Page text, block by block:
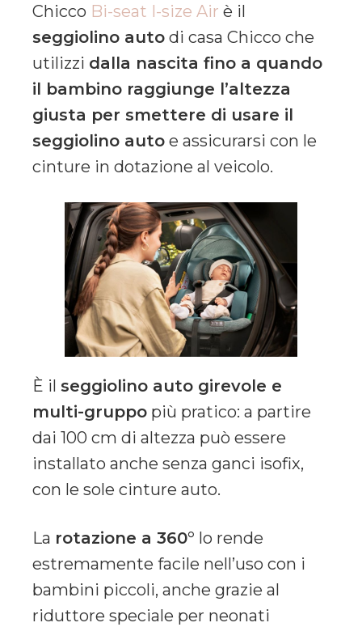
Chicco Bi-seat I-size Air è il
seggiolino auto di casa Chicco che
utilizzi dalla nascita fino a quando
il bambino raggiunge l’altezza
giusta per smettere di usare il
seggiolino auto e assicurarsi con le
cinture in dotazione al veicolo.
È il seggiolino auto girevole e
multi-gruppo più pratico: a partire
dai 100 cm di altezza può essere
installato anche senza ganci isofix,
con le sole cinture auto.
La rotazione a 360° lo rende
estremamente facile nell’uso con i
bambini piccoli, anche grazie al
riduttore speciale per neonati